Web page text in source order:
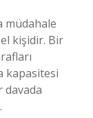
müdahale
kişidir. Bir
kapasitesi
davada